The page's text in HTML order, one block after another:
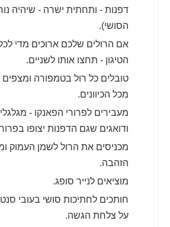
דפנות - ותחתית ישרה - שיהיה
הסושי).
אם הרולים שלכם ארוכים מדי
הטיגון - תחצו אותו לשניים.
טובלים כל רול בטמפורה ומצפים
מכל הכיוונים.
מעבירים לפרורי הפאנקו -
ודואגים שגם הדפנות יצופו
מכניסים את הרול לשמן העמוק
הזהבה.
מוציאים לנייר סופג.
חותכים לחתיכות סושי בעובי
על צלחת הגשה.